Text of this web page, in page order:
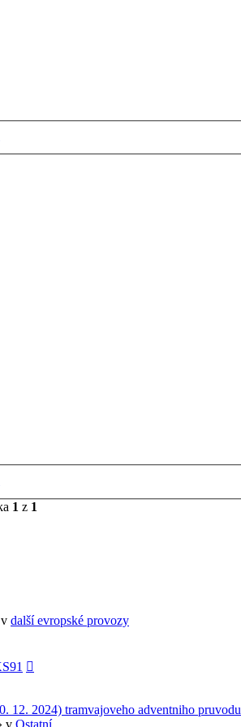
1 z 1
další evropské provozy
12. 2024) tramvajoveho adventniho pruvodu
v Ostatní